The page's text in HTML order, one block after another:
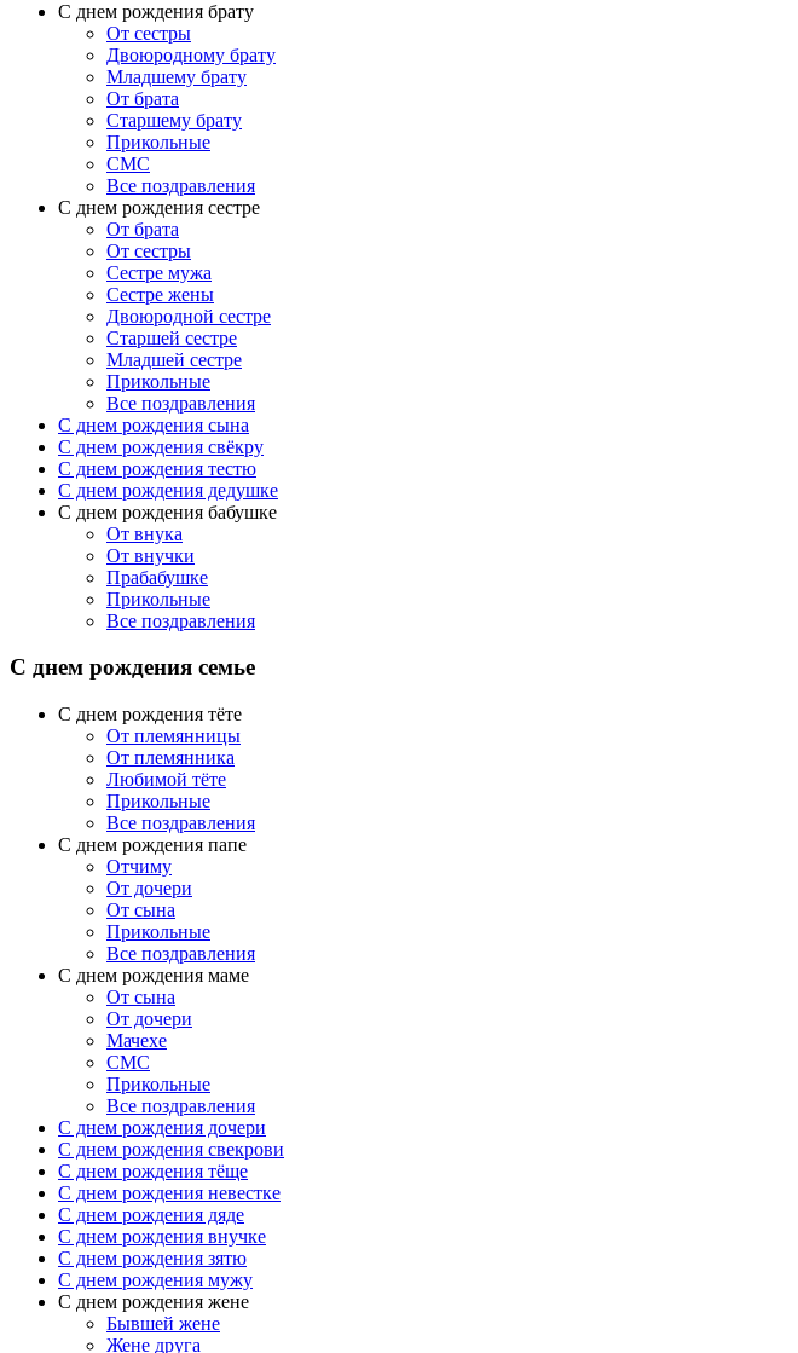
C днем рождения брату
От сестры
Двоюродному брату
Младшему брату
От брата
Старшему брату
Прикольные
СМС
Все поздравления
С днем рождения сестре
От брата
От сестры
Сестре мужа
Сестре жены
Двоюродной сестре
Старшей сестре
Младшей сестре
Прикольные
Все поздравления
C днем рождения сына
C днем рождения свёкру
C днем рождения тестю
С днем рождения дедушке
С днем рождения бабушке
От внука
От внучки
Прабабушке
Прикольные
Все поздравления
С днем рождения семье
С днем рождения тёте
От племянницы
От племянника
Любимой тёте
Прикольные
Все поздравления
C днем рождения папе
Отчиму
От дочери
От сына
Прикольные
Все поздравления
С днем рождения маме
От сына
От дочери
Мачехе
СМС
Прикольные
Все поздравления
C днем рождения дочери
C днем рождения свекрови
C днем рождения тёще
C днем рождения невестке
C днем рождения дяде
C днем рождения внучке
C днем рождения зятю
C днем рождения мужу
С днем рождения жене
Бывшей жене
Жене друга